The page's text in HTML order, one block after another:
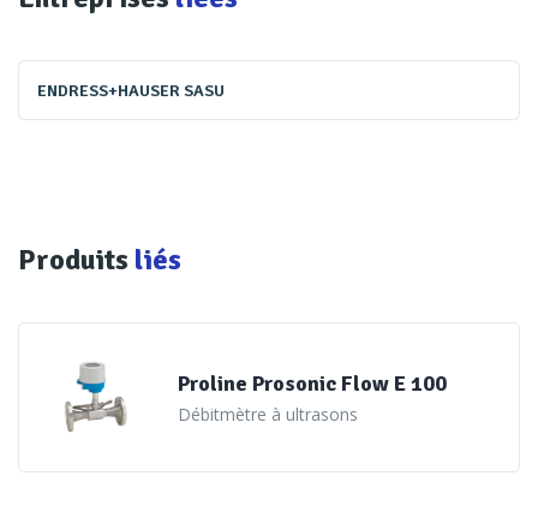
ENDRESS+HAUSER SASU
Produits liés
Proline Prosonic Flow E 100
Débitmètre à ultrasons